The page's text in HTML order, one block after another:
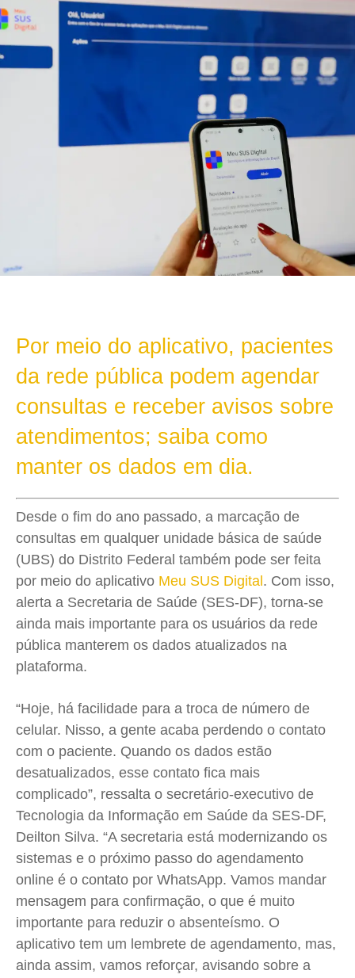
Por meio do aplicativo, pacientes
da rede pública podem agendar
consultas e receber avisos sobre
atendimentos; saiba como
manter os dados em dia.
Desde o fim do ano passado, a marcação de
consultas em qualquer unidade básica de saúde
(UBS) do Distrito Federal também pode ser feita
por meio do aplicativo Meu SUS Digital . Com isso,
alerta a Secretaria de Saúde (SES-DF), torna-se
ainda mais importante para os usuários da rede
pública manterem os dados atualizados na
plataforma.
“Hoje, há facilidade para a troca de número de
celular. Nisso, a gente acaba perdendo o contato
com o paciente. Quando os dados estão
desatualizados, esse contato fica mais
complicado”, ressalta o secretário-executivo de
Tecnologia da Informação em Saúde da SES-DF,
Deilton Silva. “A secretaria está modernizando os
sistemas e o próximo passo do agendamento
online é o contato por WhatsApp. Vamos mandar
mensagem para confirmação, o que é muito
importante para reduzir o absenteísmo. O
aplicativo tem um lembrete de agendamento, mas,
ainda assim, vamos reforçar, avisando sobre a